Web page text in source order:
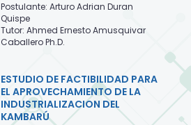
Postulante: Arturo Adrian Duran
Quispe
Tutor: Ahmed Ernesto Amusquivar
Caballero Ph.D.
ESTUDIO DE FACTIBILIDAD PARA
EL APROVECHAMIENTO DE LA
INDUSTRIALIZACION DEL
KAMBARÚ